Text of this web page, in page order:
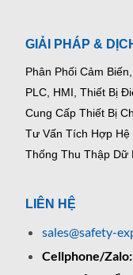
GIẢI PHÁP &
Phân Phối Cảm
PLC, HMI, Thiết Bị
Cung Cấp Thiết Bị
Tư Vấn Tích Hợp
Thống Thu Thập Dữ
LIÊN HỆ
sales@safety-
Cellphone/Zalo: